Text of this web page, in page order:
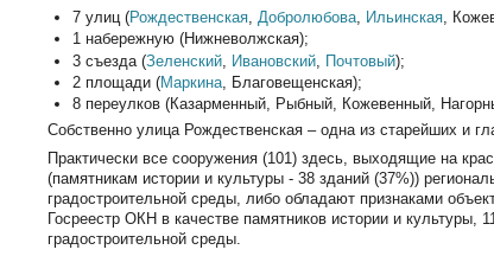
7 улиц (Рождественская, Добролюбова, Ильинская,
1 набережную (Нижневолжская);
3 съезда (Зеленский, Ивановский, Почтовый);
2 площади (Маркина, Благовещенская);
8 переулков (Казарменный, Рыбный, Кожевенный,
Собственно улица Рождественская – одна из старейших и
Практически все сооружения (101) здесь, выходящие на
(памятникам истории и культуры - 38 зданий (37%))
градостроительной среды, либо обладают признаками
Госреестр ОКН в качестве памятников истории и
градостроительной среды.